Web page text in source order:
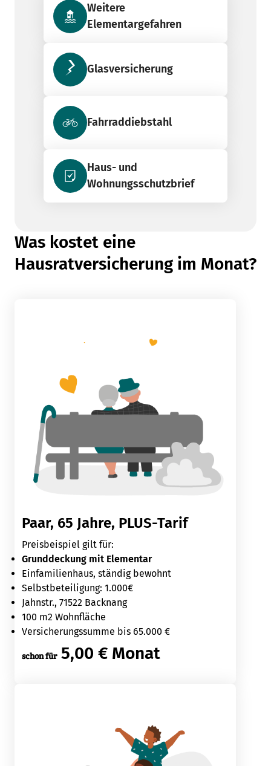
Weitere
Elementargefahren
Glasversicherung
Fahrraddiebstahl
Haus- und
Wohnungsschutzbrief
Was kostet eine
Hausratversicherung im Monat?
Paar, 65 Jahre, PLUS-Tarif
Preisbeispiel gilt für:
Grunddeckung mit Elementar
Einfamilienhaus, ständig bewohnt
Selbstbeteiligung: 1.000€
Jahnstr., 71522 Backnang
100 m2 Wohnfläche
Versicherungssumme bis 65.000 €
schon für5,00 € Monat